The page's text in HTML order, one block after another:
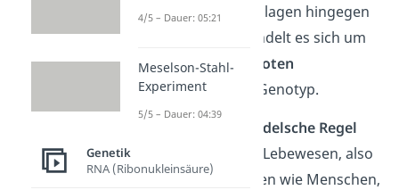
die beiden Erbanlagen hingegen
verschieden, handelt es sich um
einenheterozygoten
(mischerbigen) Genotyp.
1. Mendelsche Regel
gilt nur für
Lebewesen, also
„höhere” Organismen wie Menschen,
4/5 – Dauer: 05:21
Meselson-Stahl-
Experiment
5/5 – Dauer: 04:39
Genetik
RNA (Ribonukleinsäure)